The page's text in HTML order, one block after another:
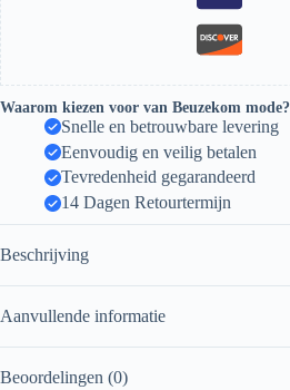
Waarom kiezen voor van Beuzekom mode?
Snelle en betrouwbare levering
Eenvoudig en veilig betalen
Tevredenheid gegarandeerd
14 Dagen Retourtermijn
Beschrijving
Aanvullende informatie
Beoordelingen (0)